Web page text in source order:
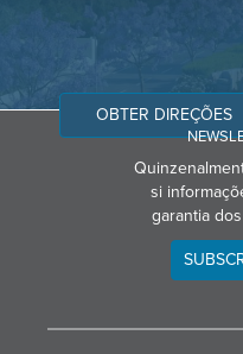
OBTER DIREÇÕES
si
garantia